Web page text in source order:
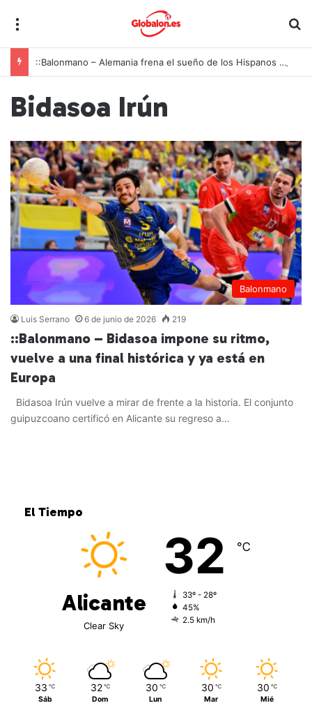
::Balonmano – Alemania frena el sueño de los Hispanos Juveniles, que lucharán ahora por el bronce europeo
Bidasoa Irún
Balonmano
Luis Serrano 6 de junio de 2026 219
::Balonmano – Bidasoa impone su ritmo,
vuelve a una final histórica y ya está en
Europa
Bidasoa Irún vuelve a mirar de frente a la historia. El conjunto
guipuzcoano certificó en Alicante su regreso a…
El Tiempo
Alicante
Clear Sky
32 ℃
33º - 28º
45%
2.5 km/h
33 ℃
Sáb
32 ℃
Dom
30 ℃
Lun
30 ℃
Mar
30 ℃
Mié